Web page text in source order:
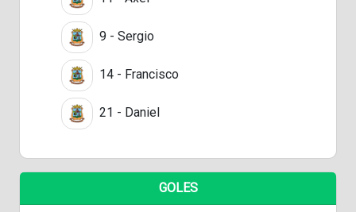
9 - Sergio
14 - Francisco
21 - Daniel
GOLES